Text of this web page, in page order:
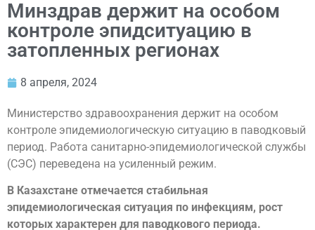
Минздрав держит на особом
контроле эпидситуацию в
затопленных регионах
8 апреля, 2024
Министерство здравоохранения держит на особом
контроле эпидемиологическую ситуацию в паводковый
период. Работа санитарно-эпидемиологической службы
(СЭС) переведена на усиленный режим.
В Казахстане отмечается стабильная
эпидемиологическая ситуация по инфекциям, рост
которых характерен для паводкового периода.